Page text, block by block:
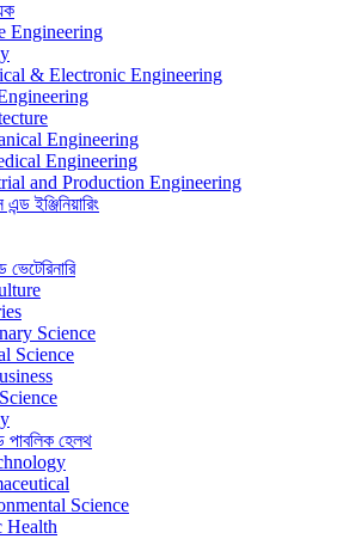
Engineering
& Electronic Engineering
Engineering
Engineering
and Production Engineering
ইঞ্জিনিয়ারিং
ভেটেরিনারি
Science
Science
পাবলিক হেলথ
Science
Health